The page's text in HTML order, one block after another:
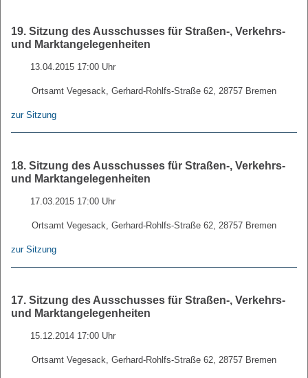
19. Sitzung des Ausschusses für Straßen-, Verkehrs-
und Marktangelegenheiten
13.04.2015 17:00 Uhr
Ortsamt Vegesack, Gerhard-Rohlfs-Straße 62, 28757 Bremen
zur Sitzung
18. Sitzung des Ausschusses für Straßen-, Verkehrs-
und Marktangelegenheiten
17.03.2015 17:00 Uhr
Ortsamt Vegesack, Gerhard-Rohlfs-Straße 62, 28757 Bremen
zur Sitzung
17. Sitzung des Ausschusses für Straßen-, Verkehrs-
und Marktangelegenheiten
15.12.2014 17:00 Uhr
Ortsamt Vegesack, Gerhard-Rohlfs-Straße 62, 28757 Bremen